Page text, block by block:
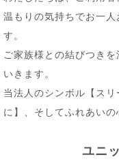
温もりの気持ちでお一
す。
ご家族様との結びつき
いきます。
当法人のシンボル【ス
に】、そしてふれあいの
ユニ